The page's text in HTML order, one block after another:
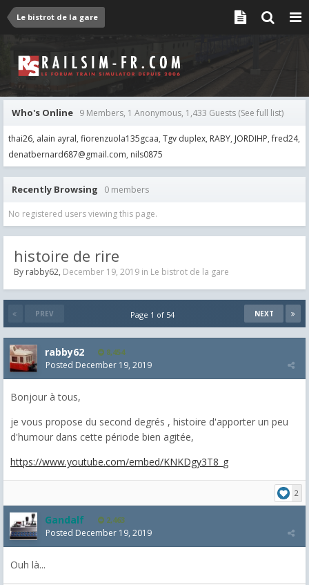
Le bistrot de la gare
Who's Online 9 Members, 1 Anonymous, 1,433 Guests (See full list)
thai26 alain ayral fiorenzuola135gcaa Tgv duplex RABY JORDIHP fred24
denatbernard687@gmail.com nils0875
Recently Browsing 0 members
No registered users viewing this page.
histoire de rire
By rabby62, December 19, 2019 in Le bistrot de la gare
PREV NEXT
Page 1 of 54
rabby62 8,454
Posted December 19, 2019
Bonjour à tous,
je vous propose du second degrés , histoire d'apporter un peu
d'humour dans cette période bien agitée,
https://www.youtube.com/embed/KNKDgy3T8_g
2
Gandalf 2,463
Posted December 19, 2019
Ouh là...